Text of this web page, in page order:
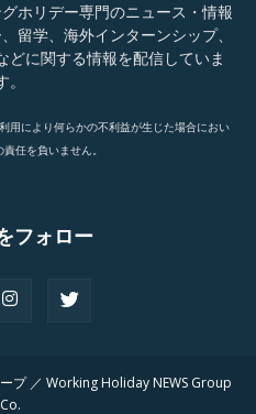
ホリデー専門のニュース・情報
留学、海外インターンシップ、
に関する情報を配信していま
。
用により何らかの不利益が生じた場合におい
任を負いません。
フォロー
プ ／ Working Holiday NEWS Group
Co.